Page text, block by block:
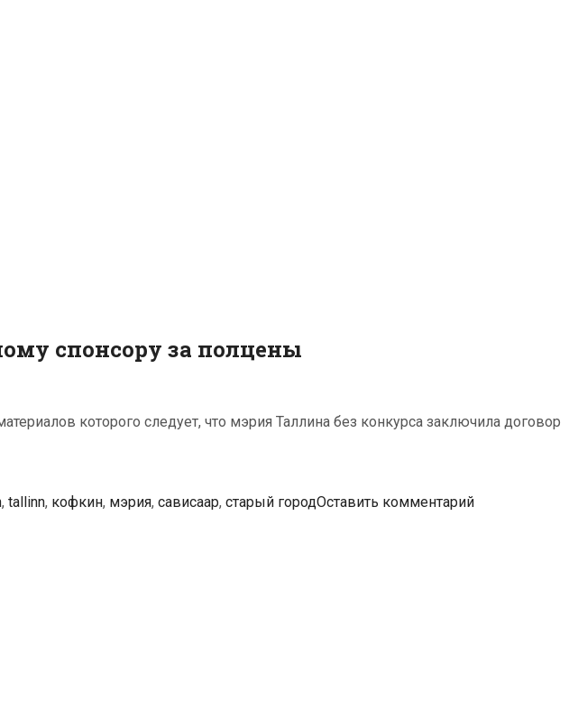
спонсору за полцены
которого следует, что мэрия Таллина без конкурса заключила договор
, tallinn, кофкин, мэрия, сависаар, старый городОставить комментарий